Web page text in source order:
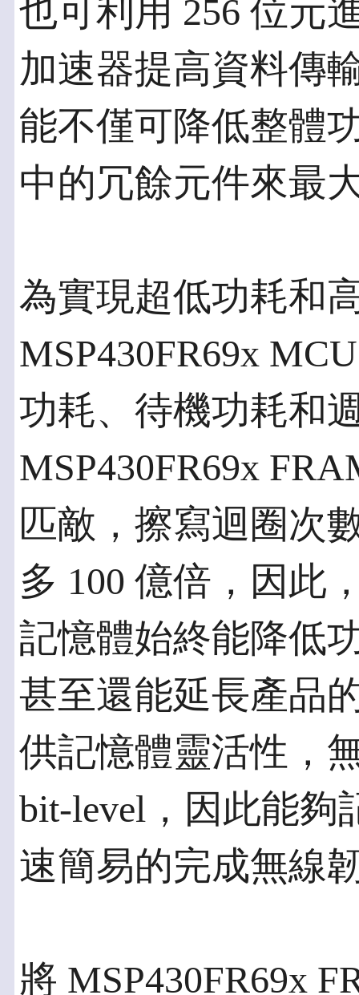
也可利用 256 位元
加速器提高資料傳
能不僅可降低整體
中的冗餘元件來最
為實現超低功耗和
MSP430FR69x
功耗、待機功耗和
MSP430FR69x
匹敵，擦寫迴圈次
多 100 億倍，因此
記憶體始終能降低
甚至還能延長產品
供記憶體靈活性，
bit-level，因此能夠
速簡易的完成無線
將 MSP430FR69x